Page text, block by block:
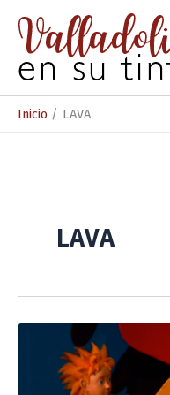
contenido
Inicio LAVA
LAVA